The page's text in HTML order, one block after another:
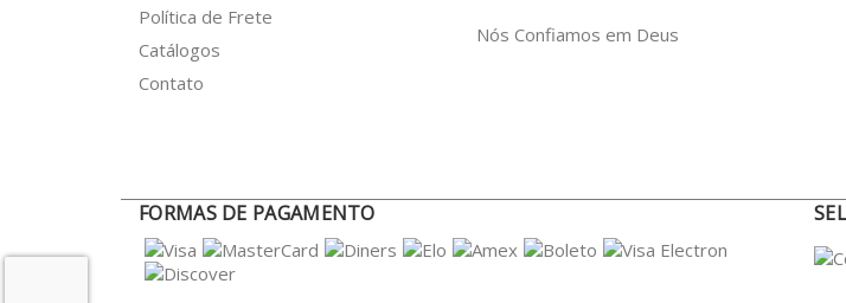
Política de Frete
Catálogos
Contato
Nós Confiamos em Deus
FORMAS DE PAGAMENTO